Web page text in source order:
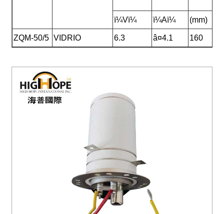
ï¼Vï¼ ï¼Aï¼ (mm)
ZQM-50/5 VIDRIO 6.3 â¤4.1 160